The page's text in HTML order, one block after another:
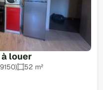
louer
52 m²